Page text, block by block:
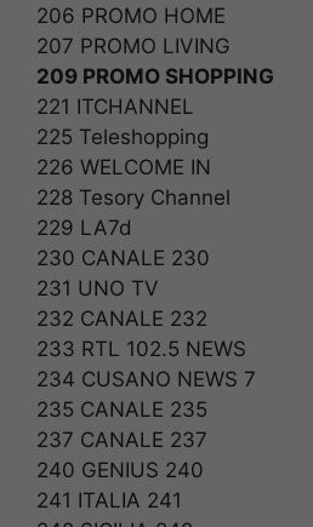
206 PROMO HOME
207 PROMO LIVING
209 PROMO SHOPPING
221 ITCHANNEL
225 Teleshopping
226 WELCOME IN
228 Tesory Channel
229 LA7d
230 CANALE 230
231 UNO TV
232 CANALE 232
233 RTL 102.5 NEWS
234 CUSANO NEWS 7
235 CANALE 235
237 CANALE 237
240 GENIUS 240
241 ITALIA 241